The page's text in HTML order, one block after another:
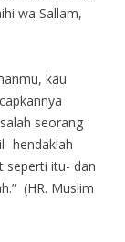
wa Sallam,
kau
seorang
hendaklah
seperti itu- dan
(HR. Muslim